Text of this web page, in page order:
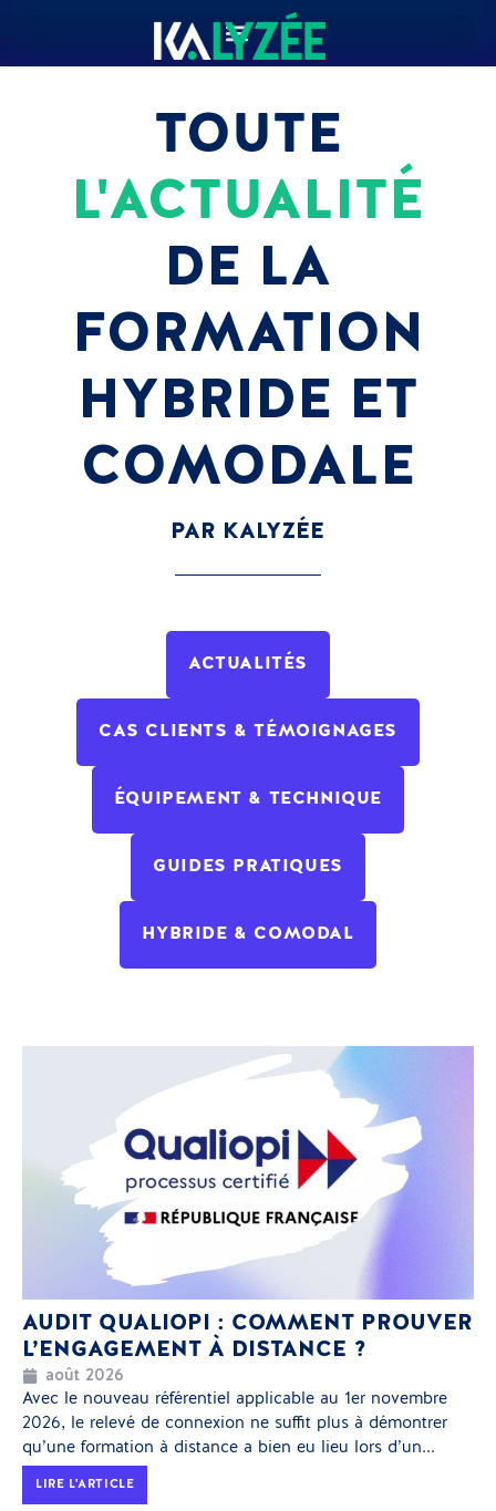
TOUTE
L'ACTUALITÉ
DE LA
FORMATION
HYBRIDE ET
COMODALE
PAR KALYZÉE
ACTUALITÉS
CAS CLIENTS & TÉMOIGNAGES
ÉQUIPEMENT & TECHNIQUE
GUIDES PRATIQUES
HYBRIDE & COMODAL
AUDIT QUALIOPI : COMMENT PROUVER
L’ENGAGEMENT À DISTANCE ?
août 2026
Avec le nouveau référentiel applicable au 1er novembre
2026, le relevé de connexion ne suffit plus à démontrer
qu’une formation à distance a bien eu lieu lors d’un...
LIRE L'ARTICLE